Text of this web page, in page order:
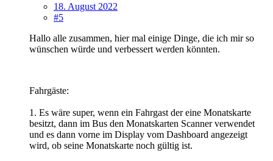
18. August 2022
#5
Hallo alle zusammen, hier mal einige Dinge, die ich mir so
wünschen würde und verbessert werden könnten.
Fahrgäste:
1. Es wäre super, wenn ein Fahrgast der eine Monatskarte
besitzt, dann im Bus den Monatskarten Scanner verwendet
und es dann vorne im Display vom Dashboard angezeigt
wird, ob seine Monatskarte noch gültig ist.